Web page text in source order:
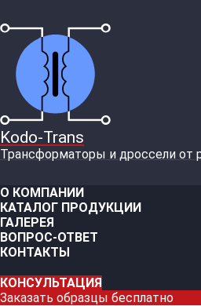
Kodo-Trans
Трансформаторы и дроссели от
О КОМПАНИИ
КАТАЛОГ ПРОДУКЦИИ
ГАЛЕРЕЯ
ВОПРОС-ОТВЕТ
КОНТАКТЫ
КОНСУЛЬТАЦИЯ
Заказать образцы бесплатно